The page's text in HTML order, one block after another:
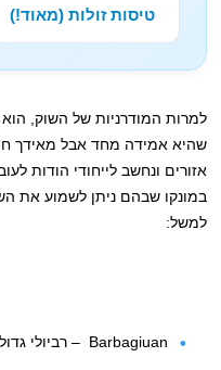
טיסות זולות (מאוד!)
למרות המודרניות של השוק,
אזורים ונחשב לייחודי הודות
במונקו שבהם ניתן לשמוע את
למשל:
Barbagiuan – רביולי גדול מטוגן בשמן